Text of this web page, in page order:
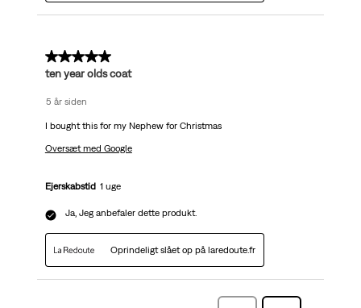
5 ud af 5 stjerner.
ten year olds coat
5 år siden
I bought this for my Nephew for Christmas
Oversæt med Google
Ejerskabstid 1 uge
Ja, Jeg anbefaler dette produkt.
Oprindeligt slået op på laredoute.fr